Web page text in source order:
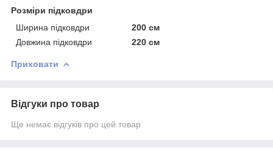
Розміри підковдри
Ширина підковдри
200 см
Довжина підковдри
220 см
Приховати
Відгуки про товар
Ще немає відгуків про цей товар